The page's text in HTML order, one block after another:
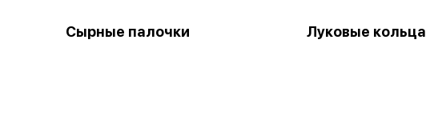
Сырные палочки Луковые кольца